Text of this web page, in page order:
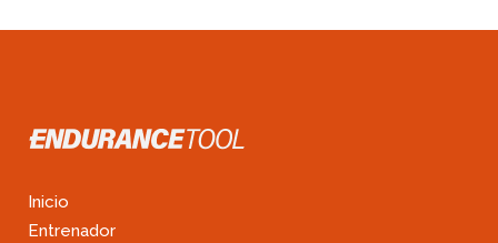
Inicio
Entrenador